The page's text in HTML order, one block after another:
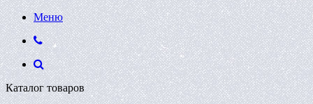
Меню
Каталог товаров